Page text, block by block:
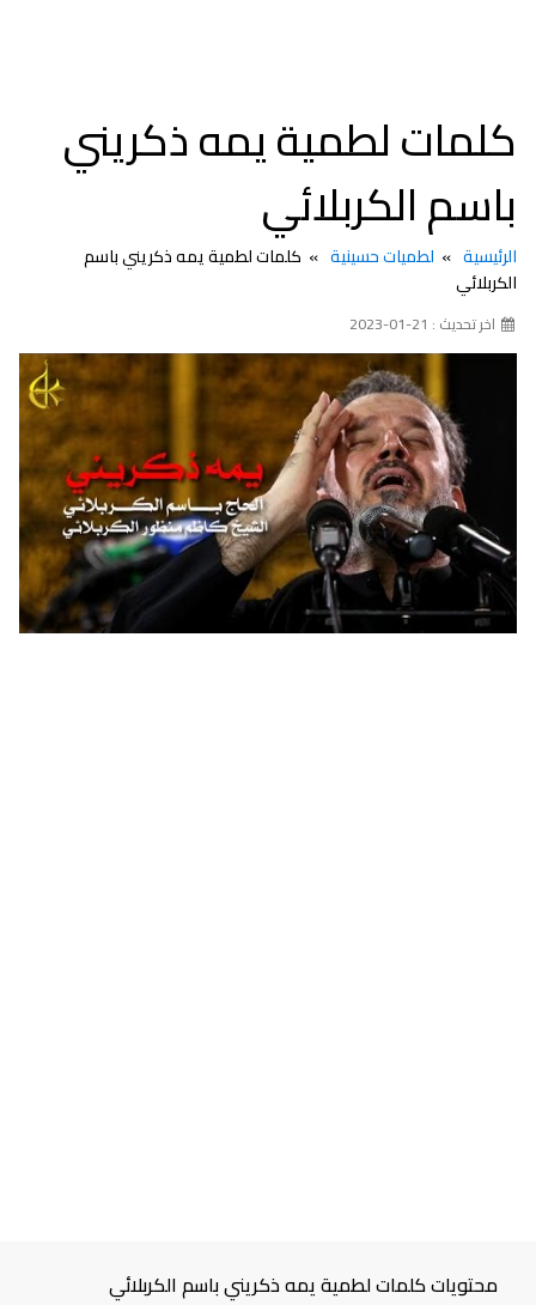
كلمات لطمية يمه ذكريني
باسم الكربلائي
الرئيسية لطميات حسينية
كلمات لطمية يمه ذكريني باسم
الكربلائي
اخر تحديث : 21-01-2023
محتويات كلمات لطمية يمه ذكريني باسم الكربلائي